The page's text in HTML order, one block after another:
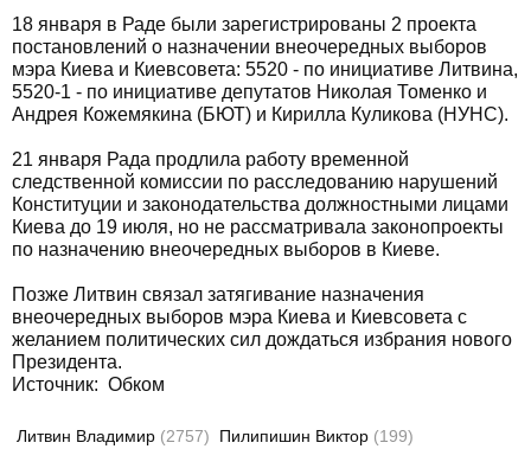
18 января в Раде были зарегистрированы 2 проекта
постановлений о назначении внеочередных выборов
мэра Киева и Киевсовета: 5520 - по инициативе Литвина,
5520-1 - по инициативе депутатов Николая Томенко и
Андрея Кожемякина (БЮТ) и Кирилла Куликова (НУНС).
21 января Рада продлила работу временной
следственной комиссии по расследованию нарушений
Конституции и законодательства должностными лицами
Киева до 19 июля, но не рассматривала законопроекты
по назначению внеочередных выборов в Киеве.
Позже Литвин связал затягивание назначения
внеочередных выборов мэра Киева и Киевсовета с
желанием политических сил дождаться избрания нового
Президента.
Источник: Обком
Литвин Владимир (2757) Пилипишин Виктор (199)